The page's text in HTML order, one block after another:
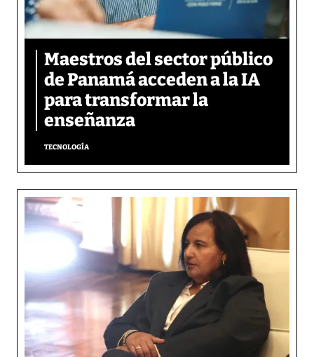
Maestros del sector público
de Panamá acceden a la IA
para transformar la
enseñanza
TECNOLOGÍA